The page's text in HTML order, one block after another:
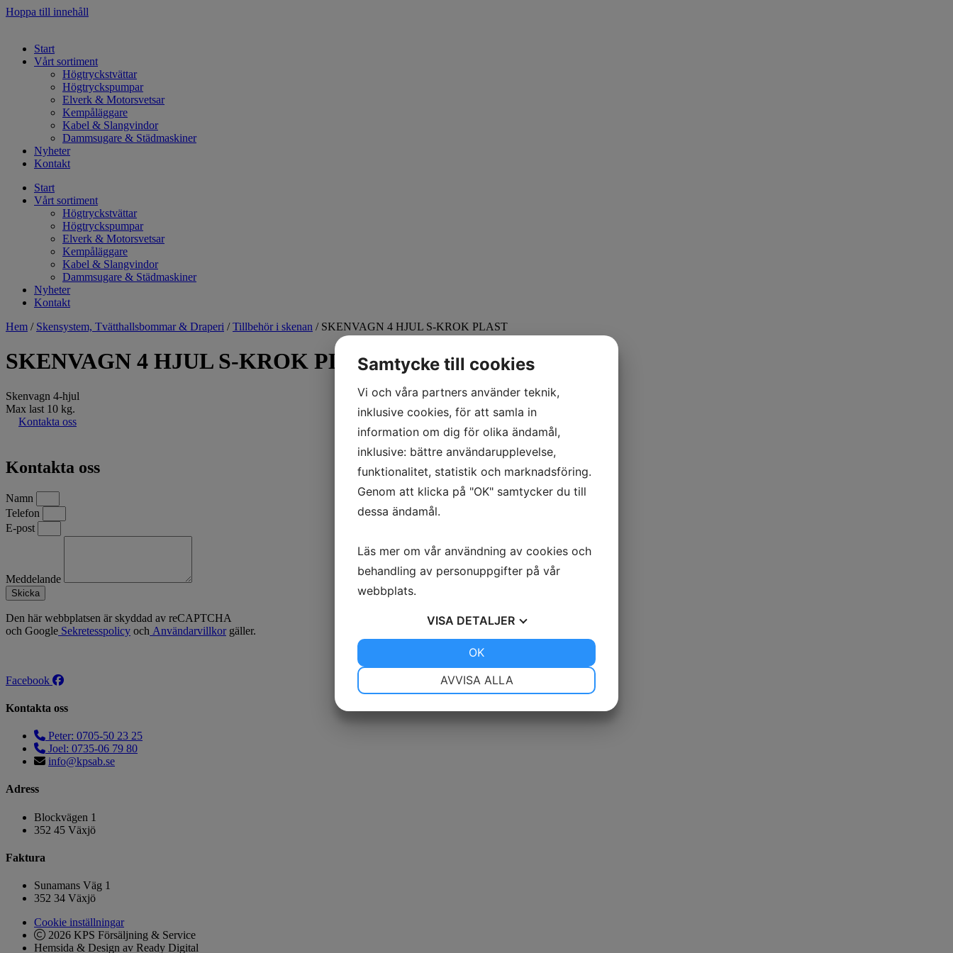
Hoppa till innehåll
Start
Vårt sortiment
Högtryckstvättar
Högtryckspumpar
Elverk & Motorsvetsar
Kempåläggare
Kabel & Slangvindor
Dammsugare & Städmaskiner
Nyheter
Kontakt
Start
Vårt sortiment
Högtryckstvättar
Högtryckspumpar
Elverk & Motorsvetsar
Kempåläggare
Kabel & Slangvindor
Dammsugare & Städmaskiner
Nyheter
Kontakt
Hem / Skensystem, Tvätthallsbommar & Draperi /Tillbehör i skenan / SKENVAGN 4 HJUL S-KROK PLAST
SKENVAGN 4 HJUL S-KROK PLAST
Skenvagn 4-hjul
Max last 10 kg.
Kontakta oss
Kontakta oss
Namn
Telefon
E-post
Meddelande
Skicka
Den här webbplatsen är skyddad av reCAPTCHA
och Google Sekretesspolicy och Användarvillkor gäller.
Facebook
Kontakta oss
Peter: 0705-50 23 25
Joel: 0735-06 79 80
info@kpsab.se
Adress
Blockvägen 1
352 45 Växjö
Faktura
Sunamans Väg 1
352 34 Växjö
Cookie inställningar
2026 KPS Försäljning & Service
Hemsida & Design av Ready Digital
Samtycke till cookies
Vi och våra partners använder teknik,
inklusive cookies, för att samla in
information om dig för olika ändamål,
inklusive: bättre användarupplevelse,
funktionalitet, statistik och marknadsföring.
Genom att klicka på "OK" samtycker du till
dessa ändamål.
Läs mer om vår användning av cookies och
behandling av personuppgifter på vår
webbplats.
VISA DETALJER
AVVISA ALLA
OK